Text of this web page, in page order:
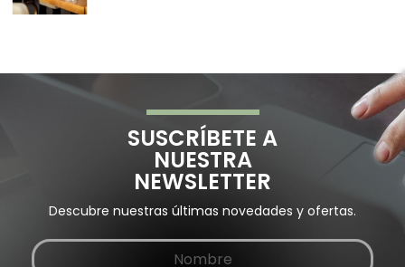
SUSCRÍBETE A
NUESTRA
NEWSLETTER
Descubre nuestras últimas novedades y ofertas.